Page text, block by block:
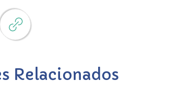
Relacionados